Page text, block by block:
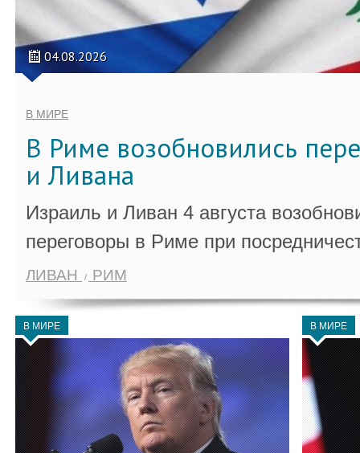
04.08.2026
В МИРЕ
В Риме возобновились
и Ливана
Израиль и Ливан 4 августа
переговоры в Риме при
ЛИВАН РИМ
В МИРЕ В МИРЕ